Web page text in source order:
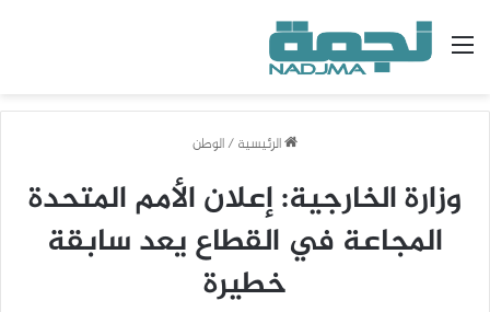
القائمة
الرئيسية/الوطن
وزارة الخارجية: إعلان الأمم المتحدة
المجاعة في القطاع يعد سابقة
خطيرة